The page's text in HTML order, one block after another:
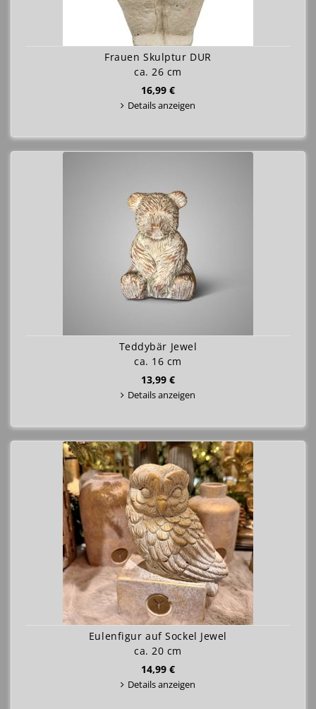
Frauen Skulptur DUR
ca. 26 cm
16,99 €
Details anzeigen
Teddybär Jewel
ca. 16 cm
13,99 €
Details anzeigen
Eulenfigur auf Sockel Jewel
ca. 20 cm
14,99 €
Details anzeigen